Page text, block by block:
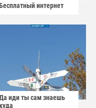
интернет
иди ты сам знаешь